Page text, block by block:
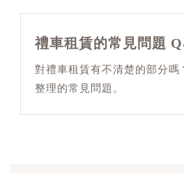
禮車租賃的常見問題
對禮車租賃有不清楚的部分嗎
整理的常見問題。